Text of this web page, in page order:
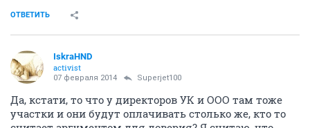
ОТВЕТИТЬ
IskraHND
activist
07 февраля 2014 Superjet100
Да, кстати, то что у директоров УК и ООО там тоже
участки и они будут оплачивать столько же, кто то